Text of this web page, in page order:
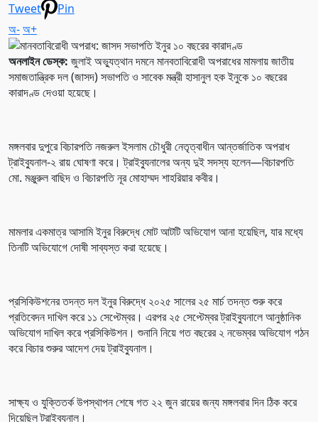
Tweet
Pin
অ-অ+
অনলাইন ডেস্ক: জুলাই অভ্যুত্থান দমনে মানবতাবিরোধী অপরাধের মামলায় জাতীয়
সমাজতান্ত্রিক দল (জাসদ) সভাপতি ও সাবেক মন্ত্রী হাসানুল হক ইনুকে ১০ বছরের
কারাদণ্ড দেওয়া হয়েছে।
মঙ্গলবার দুপুরে বিচারপতি নজরুল ইসলাম চৌধুরী নেতৃত্বাধীন আন্তর্জাতিক অপরাধ
ট্রাইব্যুনাল-২ রায় ঘোষণা করে। ট্রাইব্যুনালের অন্য দুই সদস্য হলেন—বিচারপতি
মো. মঞ্জুরুল বাছিদ ও বিচারপতি নূর মোহাম্মদ শাহরিয়ার কবীর।
মামলার একমাত্র আসামি ইনুর বিরুদ্ধে মোট আটটি অভিযোগ আনা হয়েছিল, যার মধ্যে
তিনটি অভিযোগে দোষী সাব্যস্ত করা হয়েছে।
প্রসিকিউশনের তদন্ত দল ইনুর বিরুদ্ধে ২০২৫ সালের ২৫ মার্চ তদন্ত শুরু করে
প্রতিবেদন দাখিল করে ১১ সেপ্টেম্বর। এরপর ২৫ সেপ্টেম্বর ট্রাইব্যুনালে আনুষ্ঠানিক
অভিযোগ দাখিল করে প্রসিকিউশন। শুনানি নিয়ে গত বছরের ২ নভেম্বর অভিযোগ গঠন
করে বিচার শুরুর আদেশ দেয় ট্রাইব্যুনাল।
সাক্ষ্য ও যুক্তিতর্ক উপস্থাপন শেষে গত ২২ জুন রায়ের জন্য মঙ্গলবার দিন ঠিক করে
দিয়েছিল ট্রাইব্যুনাল।